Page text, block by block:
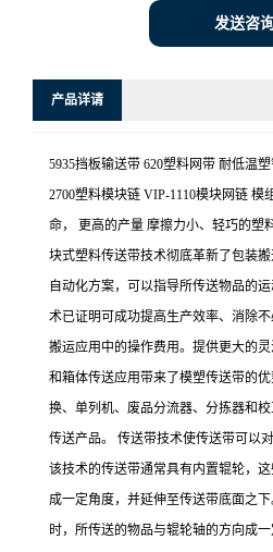
发送咨
产品详请
5935挡板输送带 620塑料网带 耐低温
2700塑料模块链 VIP-1110模块网链
命， 更高的产量 摩擦力小、轻巧的塑
块式塑料传送带技术彻底革新了包装
自动化方案，可以指导所传送物品的
术已证明可成功提高生产效率、消除
搬运应用中的操作费用。提供更大的
和箱体传送应用带来了模塑传送带的
换、单列机、废品分流器、分拣器和
传送产品。 传送带技术使传送带可以
该技术的传送带通常具有内置辊轮，
成一定角度，并延伸至传送带底面之
时，所传送的物品与辊轮轴的方向成